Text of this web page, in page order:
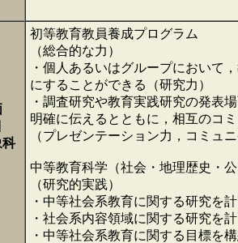
科
初等教育教員養成プログラム
（総合的な力）
・個人あるいはグループにおいて
にすることができる（研究力）
・調査研究や教育実践研究の発表
明確に伝えるとともに，相互のコ
（プレゼンテーション力，コミュ
中等教育科学（社会・地理歴史・
（研究的実践）
・中等社会系教育に関する研究を
・社会系内容領域に関する研究を
・中等社会系教育に関する目標を